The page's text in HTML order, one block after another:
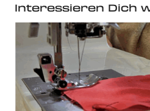
Interessieren Dich